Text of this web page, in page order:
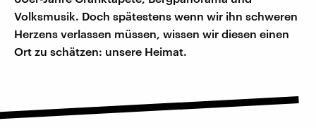
Volksmusik. Doch spätestens wenn wir ihn schweren
Herzens verlassen müssen, wissen wir diesen einen
Ort zu schätzen: unsere Heimat.